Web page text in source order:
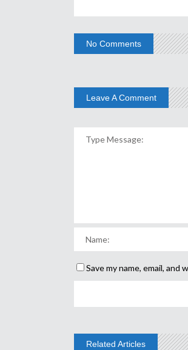
No Comments
Leave A Comment
Save my name, email,
Related Articles